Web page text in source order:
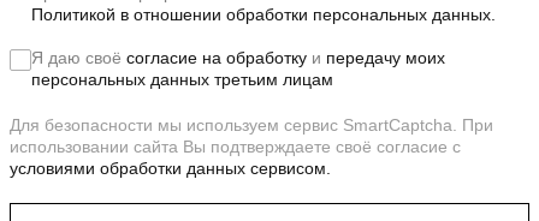
Политикой в отношении обработки персональных данных.
Я даю своё согласие на обработку и передачу моих
персональных данных третьим лицам
Для безопасности мы используем сервис SmartCaptcha. При
использовании сайта Вы подтверждаете своё согласие с
условиями обработки данных сервисом.